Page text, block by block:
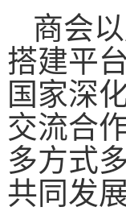
商会
搭建平
国家深
交流合
多方式
共同发